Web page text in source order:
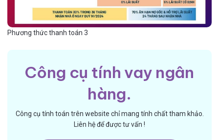
Phương thức thanh toán 3
Công cụ tính vay ngân
hàng.
Công cụ tính toán trên website chỉ mang tính chất tham khảo.
Liên hệ để được tư vấn !